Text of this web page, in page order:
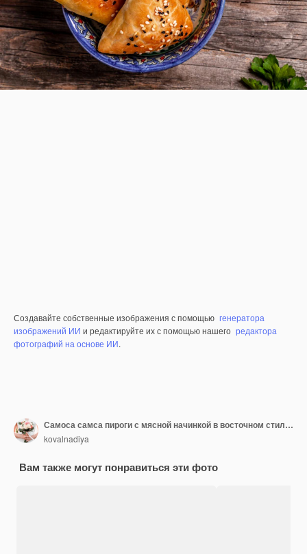
Создавайте собственные изображения с помощью генератора
изображений ИИ и редактируйте их с помощью нашего редактора
фотографий на основе ИИ.
Самоса самса пироги с мясной начинкой в восточном стиле Узбекское национальное блюдо самса
kovalnadiya
Вам также могут понравиться эти фото